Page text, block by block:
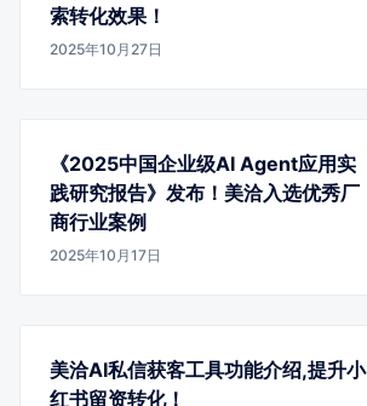
索转化效果！
2025年10月27日
《2025中国企业级AI Agent应用实
践研究报告》发布！美洽入选优秀厂
商行业案例
2025年10月17日
美洽AI私信获客工具功能介绍,提升小
红书留资转化！